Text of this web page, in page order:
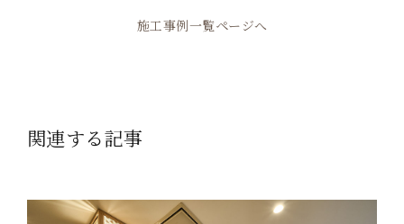
施工事例一覧ページへ
関連する記事